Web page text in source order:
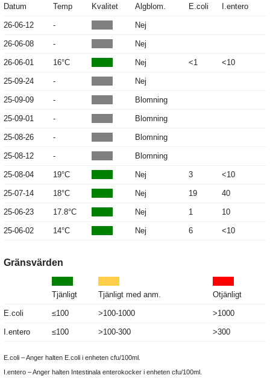
Datum Temp Kvalitet Algblom. E.coli I.entero
26-06-12 - Nej
26-06-08 - Nej
26-06-01 16°C Nej <1 <10
25-09-24 - Nej
25-09-09 - Blomning
25-09-01 - Blomning
25-08-26 - Blomning
25-08-12 - Blomning
25-08-04 19°C Nej 3 <10
25-07-14 18°C Nej 19 40
25-06-23 17.8°C Nej 1 10
25-06-02 14°C Nej 6 <10
Gränsvärden
Tjänligt Tjänligt med anm. Otjänligt
E.coli ≤100 >100-1000 >1000
I.entero ≤100 >100-300 >300
E.coli – Anger halten E.coli i enheten cfu/100ml.
I.entero – Anger halten Intestinala enterokocker i enheten cfu/100ml.